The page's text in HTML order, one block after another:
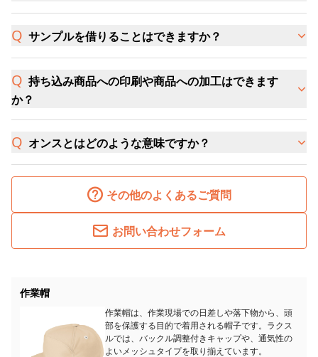
サンプルを借りることはできますか？
持ち込み商品への印刷や商品への加工はできます
か？
オンスとはどのような意味ですか？
その他のよくあるご質問
お問い合わせフォーム
作業帽
作業帽は、作業現場での日差しや落下物から、頭
部を保護する目的で着用される帽子です。ラクス
ルでは、バックル調整付きキャップや、通気性の
よいメッシュタイプを取り揃えています。